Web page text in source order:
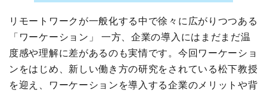
リモートワークが一般化する中で徐々に広がりつつある
「ワーケーション」 一方、企業の導入にはまだまだ温
度感や理解に差があるのも実情です。今回ワーケーショ
ンをはじめ、新しい働き方の研究をされている松下教授
を迎え、ワーケーションを導入する企業のメリットや背